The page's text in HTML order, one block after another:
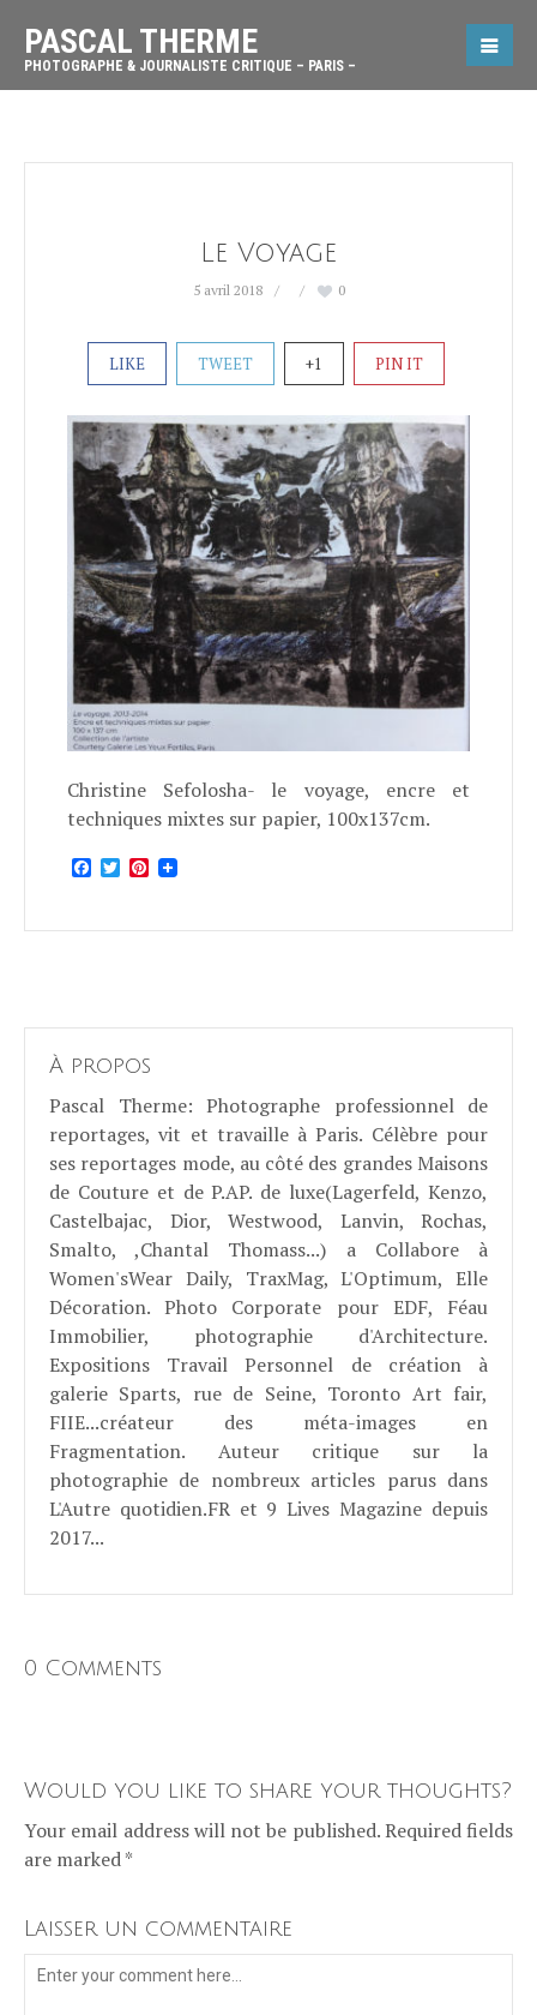
PASCAL THERME
PHOTOGRAPHE & JOURNALISTE CRITIQUE – PARIS –
Le Voyage
5 avril 2018 0
LIKE TWEET +1 PIN IT
Christine Sefolosha- le voyage, encre et
techniques mixtes sur papier, 100x137cm.
Facebook
TwitterPinterest
À propos
Pascal Therme: Photographe professionnel de
reportages, vit et travaille à Paris. Célèbre pour
ses reportages mode, au côté des grandes Maisons
de Couture et de P.AP. de luxe(Lagerfeld, Kenzo,
Castelbajac, Dior, Westwood, Lanvin, Rochas,
Smalto, ,Chantal Thomass...) a Collabore à
Women'sWear Daily, TraxMag, L'Optimum, Elle
Décoration. Photo Corporate pour EDF, Féau
Immobilier, photographie d'Architecture.
Expositions Travail Personnel de création à
galerie Sparts, rue de Seine, Toronto Art fair,
FIIE...créateur des méta-images en
Fragmentation. Auteur critique sur la
photographie de nombreux articles parus dans
L'Autre quotidien.FR et 9 Lives Magazine depuis
2017...
0 Comments
Would you like to share your thoughts?
Your email address will not be published. Required fields
are marked *
Laisser un commentaire